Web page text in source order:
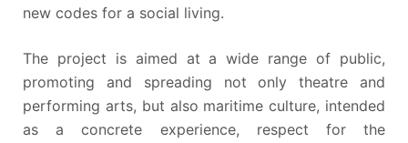
new codes for a social living.
The project is aimed at a wide range of public,
promoting and spreading not only theatre and
performing arts, but also maritime culture, intended
as a concrete experience, respect for the